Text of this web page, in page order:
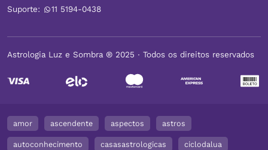
Suporte: 11 5194-0438
Astrologia Luz e Sombra ® 2025 ∙ Todos os direitos reservados
amor ascendente aspectos astros
autoconhecimento casasastrologicas ciclodalua